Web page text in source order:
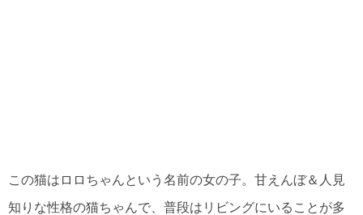
この猫はロロちゃんという名前の女の子。甘えんぼ＆人見
知りな性格の猫ちゃんで、普段はリビングにいることが多